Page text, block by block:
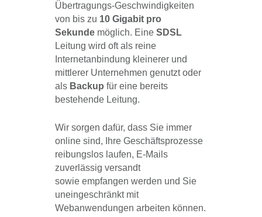
Übertragungs-Geschwindigkeiten
von bis zu 10 Gigabit pro
Sekunde möglich. Eine SDSL
Leitung wird oft als reine
Internetanbindung kleinerer und
mittlerer Unternehmen genutzt oder
als Backup für eine bereits
bestehende Leitung.
Wir sorgen dafür, dass Sie immer
online sind, Ihre Geschäftsprozesse
reibungslos laufen, E-Mails
zuverlässig versandt
sowie empfangen werden und Sie
uneingeschränkt mit
Webanwendungen arbeiten können.